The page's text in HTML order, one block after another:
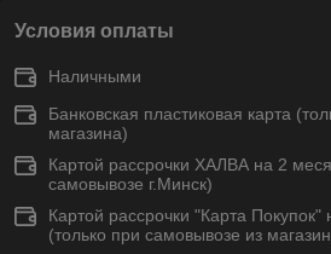
Условия оплаты
Наличными
Банковская пластиковая карта
магазина)
Картой рассрочки ХАЛВА на 2
самовывозе г.Минск)
Картой рассрочки "Карта
(только при самовывозе из